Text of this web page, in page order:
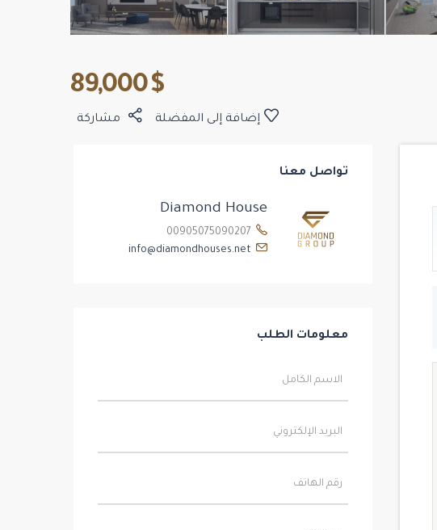
$ 89,000
مشاركة إضافة إلى المفضلة
تواصل معنا
Diamond House
info@diamondhouses.net
معلومات الطلب